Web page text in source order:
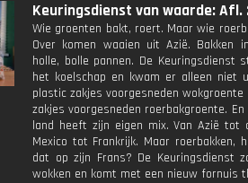
Keuringsdienst van waarde: Afl.
Wie groenten bakt, roert. Maar wie
Over komen waaien uit Azië. Bakken
holle, bolle pannen. De Keuringsdienst
het koelschap en kwam er alleen niet
plastic zakjes voorgesneden
zakjes voorgesneden roerbakgroente.
land heeft zijn eigen mix. Van Azië tot
Mexico tot Frankrijk. Maar roerbakken,
dat op zijn Frans? De Keuringsdienst
wokken en komt met een nieuw fornuis